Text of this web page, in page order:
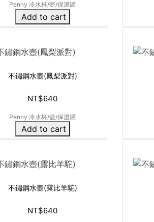
Penny 冷水杯/壺/保溫罐
Add to cart
不鏽鋼水壺(鳳梨派對)
NT$640
Penny 冷水杯/壺/保溫罐
Add to cart
不鏽鋼水壺(露比羊駝)
NT$640